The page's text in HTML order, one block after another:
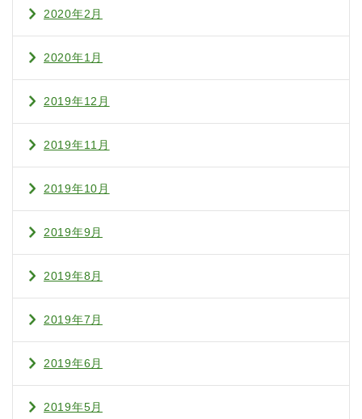
2020年2月
2020年1月
2019年12月
2019年11月
2019年10月
2019年9月
2019年8月
2019年7月
2019年6月
2019年5月